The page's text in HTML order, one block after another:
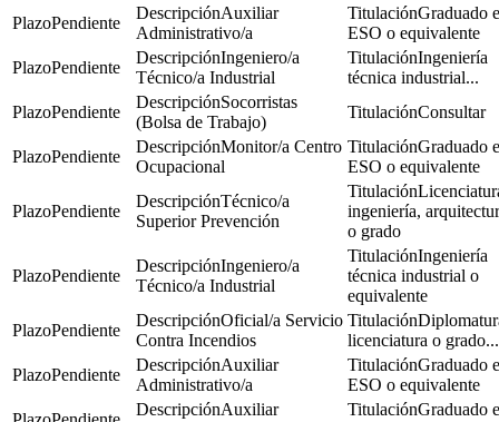
Pendiente
Auxiliar
Administrativo/a
Graduado
ESO o equivalente
Pendiente
Ingeniero/a
Técnico/a Industrial
Ingeniería
técnica industrial...
Pendiente
Socorristas
(Bolsa de Trabajo)
Consultar
Pendiente
Monitor/a Centro
Ocupacional
Graduado
ESO o equivalente
Pendiente
Técnico/a
Superior Prevención
ingeniería,
o grado
Pendiente
Ingeniero/a
Técnico/a Industrial
Ingeniería
técnica industrial o
equivalente
Pendiente
Oficial/a Servicio
Contra Incendios
licenciatura o grado...
Pendiente
Auxiliar
Administrativo/a
Graduado
ESO o equivalente
Auxiliar
Graduado